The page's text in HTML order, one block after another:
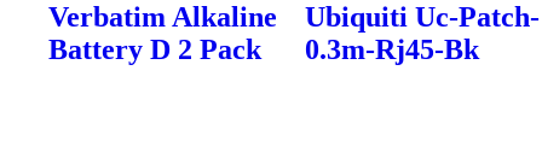
Verbatim Alkaline
Battery D 2 Pack
Ubiquiti Uc-Patch-
0.3m-Rj45-Bk